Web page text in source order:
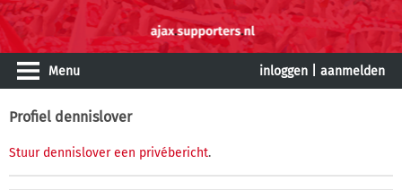
Menu inloggen aanmelden
Profiel dennislover
Stuur dennislover een privébericht.